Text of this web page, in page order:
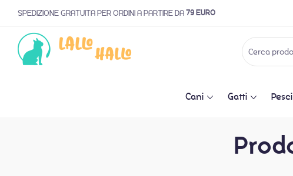
SPEDIZIONE GRATUITA PER ORDINI A PARTIRE DA79 EURO
Cani Gatti Pesci